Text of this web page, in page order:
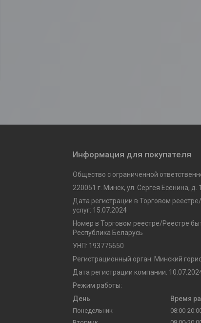
Информация для покупателя
Общество с ограниченной
220051 г. Минск, ул. Сергея Есенина, д.
Дата регистрации в Торговом
услуг: 15.07.2024
Номер в Торговом реестре/Реестре
Республика Беларусь
УНП: 193775650
Регистрационный орган: Минский
Дата регистрации компании:
Режим работы:
День
Время
Понедельник
08:00-